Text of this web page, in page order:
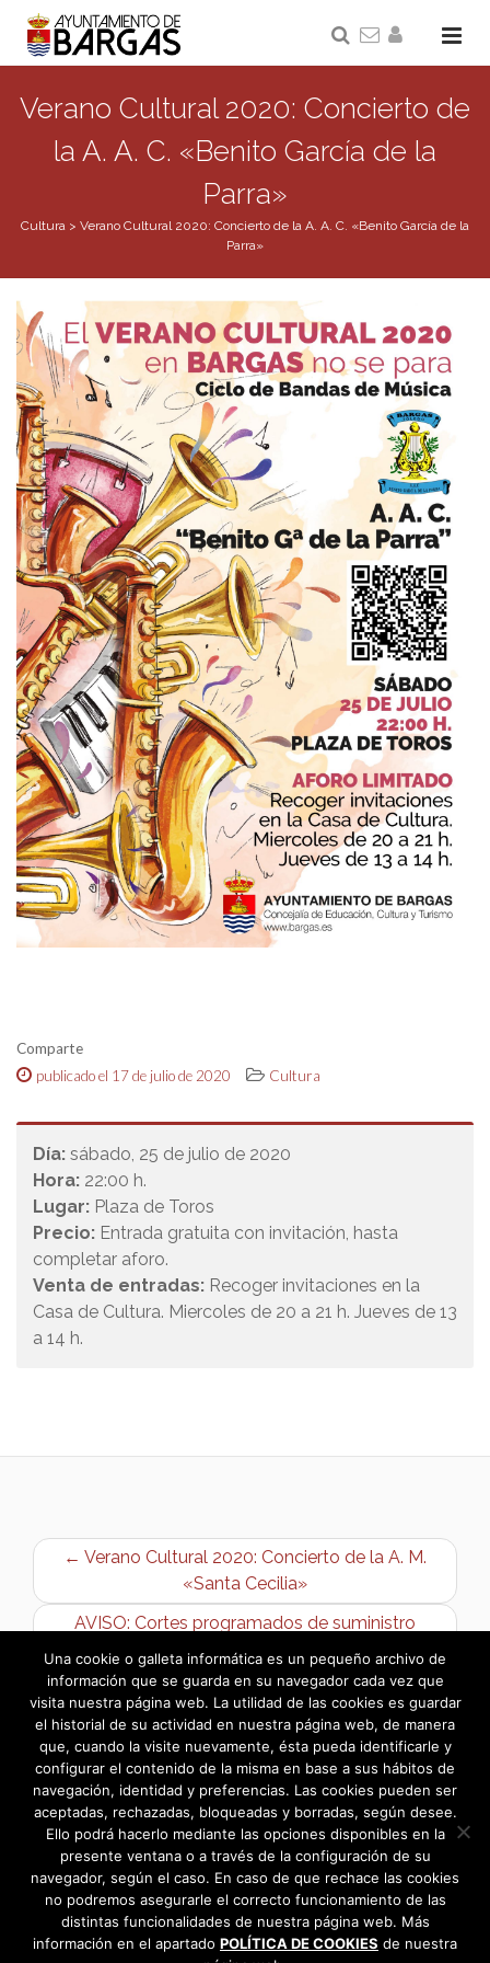
Verano Cultural 2020: Concierto de
la A. A. C. «Benito García de la
Parra»
Cultura > Verano Cultural 2020: Concierto de la A. A. C. «Benito García de la
Parra»
Comparte
publicado el 17 de julio de 2020
Cultura
Día: sábado, 25 de julio de 2020
Hora: 22:00 h.
Lugar: Plaza de Toros
Precio: Entrada gratuita con invitación, hasta
completar aforo.
Venta de entradas: Recoger invitaciones en la
Casa de Cultura. Miercoles de 20 a 21 h. Jueves de 13
a 14 h.
← Verano Cultural 2020: Concierto de la A. M.
«Santa Cecilia»
AVISO: Cortes programados de suministro
eléctrico →
Una cookie o galleta informática es un pequeño archivo de
información que se guarda en su navegador cada vez que
visita nuestra página web. La utilidad de las cookies es guardar
el historial de su actividad en nuestra página web, de manera
que, cuando la visite nuevamente, ésta pueda identificarle y
configurar el contenido de la misma en base a sus hábitos de
navegación, identidad y preferencias. Las cookies pueden ser
aceptadas, rechazadas, bloqueadas y borradas, según desee.
Ello podrá hacerlo mediante las opciones disponibles en la
presente ventana o a través de la configuración de su
navegador, según el caso. En caso de que rechace las cookies
no podremos asegurarle el correcto funcionamiento de las
distintas funcionalidades de nuestra página web. Más
información en el apartado POLÍTICA DE COOKIES de nuestra